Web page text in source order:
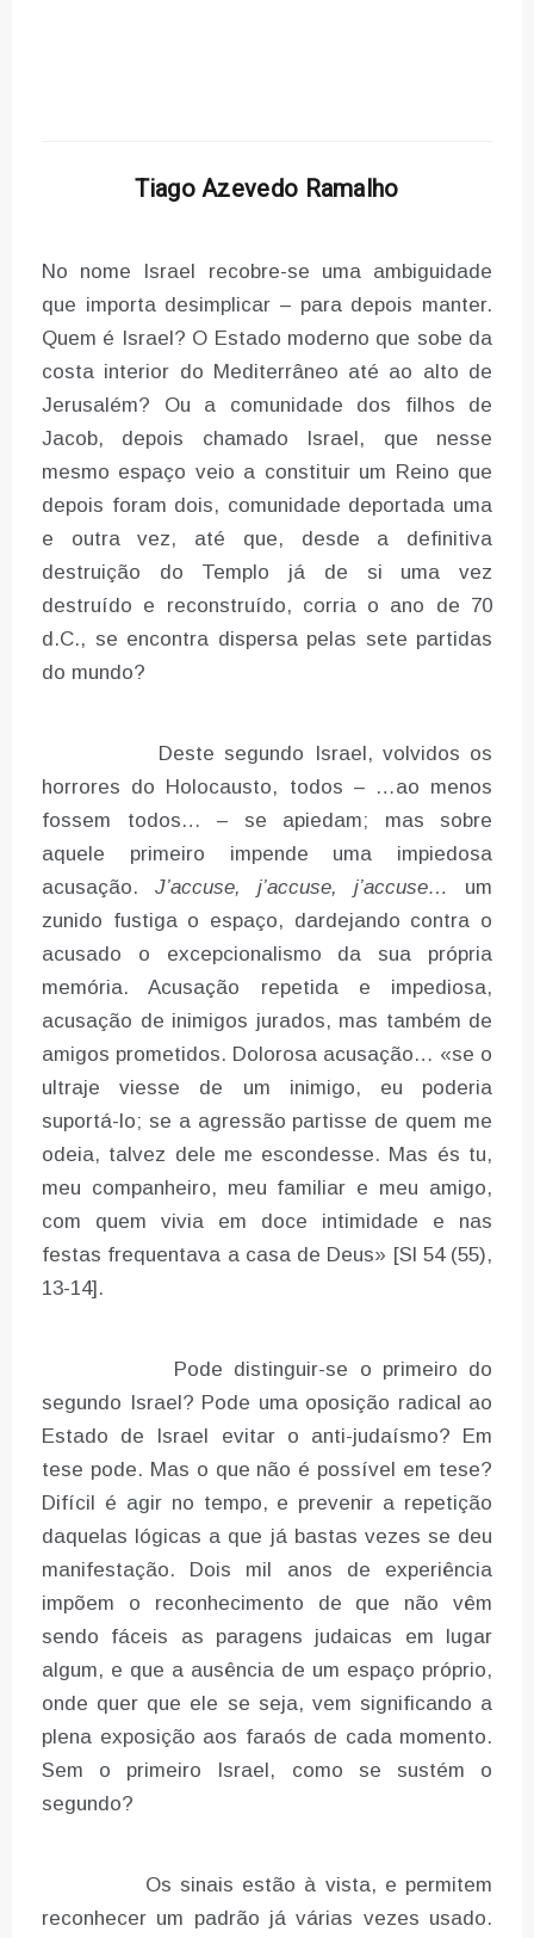
Tiago Azevedo Ramalho
No nome Israel recobre-se uma ambiguidade
que importa desimplicar – para depois manter.
Quem é Israel? O Estado moderno que sobe da
costa interior do Mediterrâneo até ao alto de
Jerusalém? Ou a comunidade dos filhos de
Jacob, depois chamado Israel, que nesse
mesmo espaço veio a constituir um Reino que
depois foram dois, comunidade deportada uma
e outra vez, até que, desde a definitiva
destruição do Templo já de si uma vez
destruído e reconstruído, corria o ano de 70
d.C., se encontra dispersa pelas sete partidas
do mundo?
Deste segundo Israel, volvidos os
horrores do Holocausto, todos – …ao menos
fossem todos… – se apiedam; mas sobre
aquele primeiro impende uma impiedosa
acusação. J’accuse, j’accuse, j’accuse…
um
zunido fustiga o espaço, dardejando contra o
acusado o excepcionalismo da sua própria
memória. Acusação repetida e impediosa,
acusação de inimigos jurados, mas também de
amigos prometidos. Dolorosa acusação… «se o
ultraje viesse de um inimigo, eu poderia
suportá-lo; se a agressão partisse de quem me
odeia, talvez dele me escondesse. Mas és tu,
meu companheiro, meu familiar e meu amigo,
com quem vivia em doce intimidade e nas
festas frequentava a casa de Deus» [Sl 54 (55),
13-14].
Pode distinguir-se o primeiro do
segundo Israel? Pode uma oposição radical ao
Estado de Israel evitar o anti-judaísmo? Em
tese pode. Mas o que não é possível em tese?
Difícil é agir no tempo, e prevenir a repetição
daquelas lógicas a que já bastas vezes se deu
manifestação. Dois mil anos de experiência
impõem o reconhecimento de que não vêm
sendo fáceis as paragens judaicas em lugar
algum, e que a ausência de um espaço próprio,
onde quer que ele se seja, vem significando a
plena exposição aos faraós de cada momento.
Sem o primeiro Israel, como se sustém o
segundo?
Os sinais estão à vista, e permitem
reconhecer um padrão já várias vezes usado.